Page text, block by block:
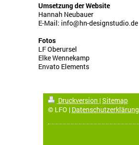
Umsetzung der Website
Hannah Neubauer
E-Mail: info@hn-designstudio.de
Fotos
LF Oberursel
Elke Wennekamp
Envato Elements
Druckversion |Sitemap
© LFO | Datenschutzerklärung